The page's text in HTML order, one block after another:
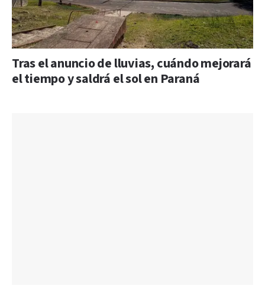
Tras el anuncio de lluvias, cuándo mejorará
el tiempo y saldrá el sol en Paraná